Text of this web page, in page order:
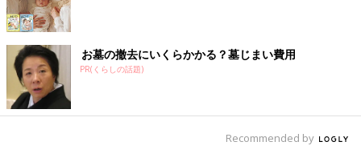
お墓の撤去にいくらかかる？墓じまい費用
PR(くらしの話題)
Recommended by